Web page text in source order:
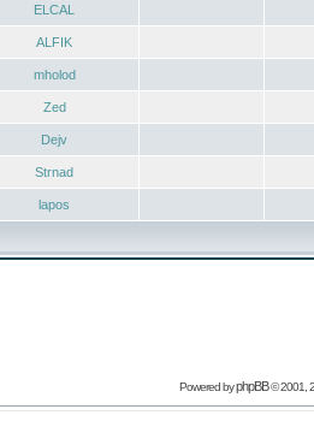
ELCAL
ALFIK
mholod
Zed
Dejv
Strnad
lapos
Powered byphpBB© 2001,